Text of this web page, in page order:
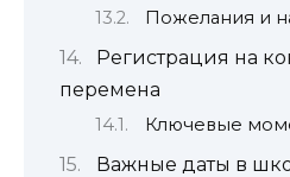
Пожелания и
Регистрация на
перемена
Ключевые
Важные даты в